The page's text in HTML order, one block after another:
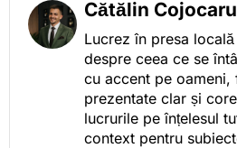
Cătălin Cojocaru
Lucrez în presa
despre ceea ce se
cu accent pe
prezentate clar și
lucrurile pe înțelesul
context pentru